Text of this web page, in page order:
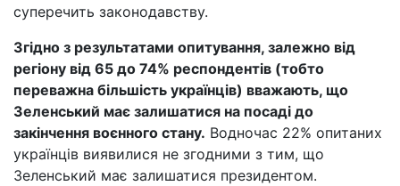
суперечить законодавству.
Згідно з результатами опитування, залежно від
регіону від 65 до 74% респондентів (тобто
переважна більшість українців) вважають, що
Зеленський має залишатися на посаді до
закінчення воєнного стану. Водночас 22% опитаних
українців виявилися не згодними з тим, що
Зеленський має залишатися президентом.